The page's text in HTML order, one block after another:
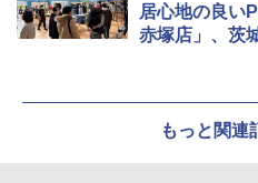
居心地の良い
赤塚店」、茨
もっと関連